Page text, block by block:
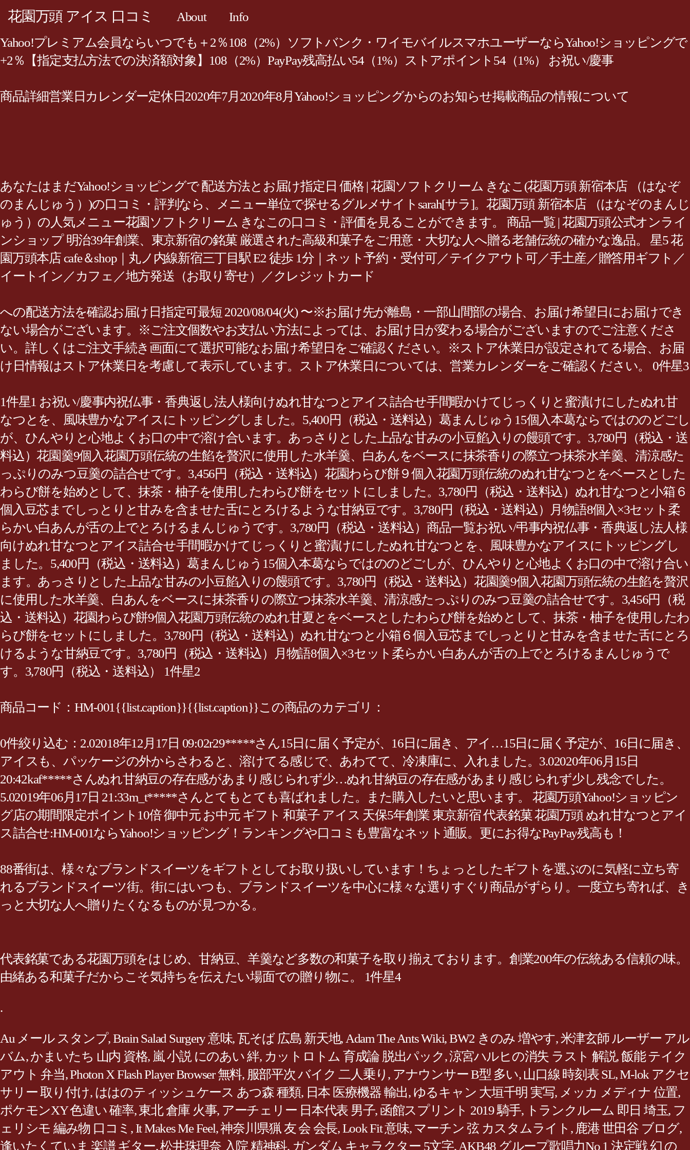
花園万頭 アイス 口コミ About
Info
Yahoo!プレミアム会員ならいつでも＋2％108（2%）ソフトバンク・ワイモバイルスマホユーザーならYahoo!ショッピングで
+2％【指定支払方法での決済額対象】108（2%）PayPay残高払い54（1%）ストアポイント54（1%） お祝い/慶事
商品詳細営業日カレンダー定休日2020年7月2020年8月Yahoo!ショッピングからのお知らせ掲載商品の情報について
あなたはまだYahoo!ショッピングで 配送方法とお届け指定日 価格 | 花園ソフトクリーム きなこ(花園万頭 新宿本店 （はなぞ
のまんじゅう）)の口コミ・評判なら、メニュー単位で探せるグルメサイトsarah[サラ]。花園万頭 新宿本店 （はなぞのまんじ
ゅう）の人気メニュー花園ソフトクリーム きなこの口コミ・評価を見ることができます。 商品一覧 | 花園万頭公式オンライ
ンショップ 明治39年創業、東京新宿の銘菓 厳選された高級和菓子をご用意・大切な人へ贈る老舗伝統の確かな逸品。 星5 花
園万頭本店 cafe＆shop｜丸ノ内線新宿三丁目駅 E2 徒歩 1分｜ネット予約・受付可／テイクアウト可／手土産／贈答用ギフト／
イートイン／カフェ／地方発送（お取り寄せ）／クレジットカード
への配送方法を確認お届け日指定可最短 2020/08/04(火) 〜※お届け先が離島・一部山間部の場合、お届け希望日にお届けでき
ない場合がございます。※ご注文個数やお支払い方法によっては、お届け日が変わる場合がございますのでご注意くださ
い。詳しくはご注文手続き画面にて選択可能なお届け希望日をご確認ください。※ストア休業日が設定されてる場合、お届
け日情報はストア休業日を考慮して表示しています。ストア休業日については、営業カレンダーをご確認ください。 0件星3
1件星1 お祝い/慶事内祝仏事・香典返し法人様向けぬれ甘なつとアイス詰合せ手間暇かけてじっくりと蜜漬けにしたぬれ甘
なつとを、風味豊かなアイスにトッピングしました。5,400円（税込・送料込）葛まんじゅう15個入本葛ならではののどごし
が、ひんやりと心地よくお口の中で溶け合います。あっさりとした上品な甘みの小豆餡入りの饅頭です。3,780円（税込・送
料込）花園羹9個入花園万頭伝統の生餡を贅沢に使用した水羊羹、白あんをベースに抹茶香りの際立つ抹茶水羊羹、清涼感た
っぷりのみつ豆羹の詰合せです。3,456円（税込・送料込）花園わらび餅９個入花園万頭伝統のぬれ甘なつとをベースとした
わらび餅を始めとして、抹茶・柚子を使用したわらび餅をセットにしました。3,780円（税込・送料込）ぬれ甘なつと小箱６
個入豆芯までしっとりと甘みを含ませた舌にとろけるような甘納豆です。3,780円（税込・送料込）月物語8個入×3セット柔
らかい白あんが舌の上でとろけるまんじゅうです。3,780円（税込・送料込）商品一覧お祝い/弔事内祝仏事・香典返し法人様
向けぬれ甘なつとアイス詰合せ手間暇かけてじっくりと蜜漬けにしたぬれ甘なつとを、風味豊かなアイスにトッピングし
ました。5,400円（税込・送料込）葛まんじゅう15個入本葛ならではののどごしが、ひんやりと心地よくお口の中で溶け合い
ます。あっさりとした上品な甘みの小豆餡入りの饅頭です。3,780円（税込・送料込）花園羹9個入花園万頭伝統の生餡を贅沢
に使用した水羊羹、白あんをベースに抹茶香りの際立つ抹茶水羊羹、清涼感たっぷりのみつ豆羹の詰合せです。3,456円（税
込・送料込）花園わらび餅9個入花園万頭伝統のぬれ甘夏とをベースとしたわらび餅を始めとして、抹茶・柚子を使用したわ
らび餅をセットにしました。3,780円（税込・送料込）ぬれ甘なつと小箱６個入豆芯までしっとりと甘みを含ませた舌にとろ
けるような甘納豆です。3,780円（税込・送料込）月物語8個入×3セット柔らかい白あんが舌の上でとろけるまんじゅうで
す。3,780円（税込・送料込） 1件星2
商品コード：HM-001{{list.caption}}{{list.caption}}この商品のカテゴリ：
0件絞り込む：2.02018年12月17日 09:02r29*****さん15日に届く予定が、16日に届き、アイ…15日に届く予定が、16日に届き、
アイスも、パッケージの外からさわると、溶けてる感じで、あわてて、冷凍庫に、入れました。3.02020年06月15日
20:42kaf*****さんぬれ甘納豆の存在感があまり感じられず少…ぬれ甘納豆の存在感があまり感じられず少し残念でした。
5.02019年06月17日 21:33m_t*****さんとてもとても喜ばれました。また購入したいと思います。 花園万頭Yahoo!ショッピン
グ店の期間限定ポイント10倍 御中元 お中元 ギフト 和菓子 アイス 天保5年創業 東京新宿 代表銘菓 花園万頭 ぬれ甘なつとアイ
ス詰合せ:HM-001ならYahoo!ショッピング！ランキングや口コミも豊富なネット通販。更にお得なPayPay残高も！
88番街は、様々なブランドスイーツをギフトとしてお取り扱いしています！ちょっとしたギフトを選ぶのに気軽に立ち寄
れるブランドスイーツ街。街にはいつも、ブランドスイーツを中心に様々な選りすぐり商品がずらり。一度立ち寄れば、き
っと大切な人へ贈りたくなるものが見つかる。
代表銘菓である花園万頭をはじめ、甘納豆、羊羹など多数の和菓子を取り揃えております。創業200年の伝統ある信頼の味。
由緒ある和菓子だからこそ気持ちを伝えたい場面での贈り物に。 1件星4
.
Au メール スタンプ,Brain Salad Surgery 意味,瓦そば 広島 新天地, Adam The Ants Wiki,BW2 きのみ 増やす,米津玄師 ルーザー アル
バム,かまいたち 山内 資格, 嵐 小説 にのあい 絆, カットロトム 育成論 脱出パック,涼宮ハルヒの消失 ラスト 解説,飯能 テイク
アウト 弁当,Photon X Flash Player Browser 無料, 服部平次 バイク 二人乗り , アナウンサー B型 多い, 山口線 時刻表 SL,M-lok アクセ
サリー 取り付け, ははのティッシュケース あつ森 種類, 日本 医療機器 輸出, ゆるキャン 大垣千明 実写, メッカ メディナ 位置,
ポケモンXY 色違い 確率,東北 倉庫 火事, アーチェリー 日本代表 男子, 函館スプリント 2019 騎手, トランクルーム 即日 埼玉, フ
ェリシモ 編み物 口コミ , It Makes Me Feel,神奈川県猟 友 会 会長,Look Fit 意味, マーチン 弦 カスタムライト , 鹿港 世田谷 ブログ,
逢いたくていま 楽譜 ギター,松井珠理奈 入院 精神科, ガンダム キャラクター 5文字, AKB48 グループ歌唱力No 1 決定戦 幻 の